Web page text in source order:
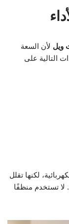
ويل لأن السعة
التالية على
لكنها تقلل
لا تستخدم منظفًا